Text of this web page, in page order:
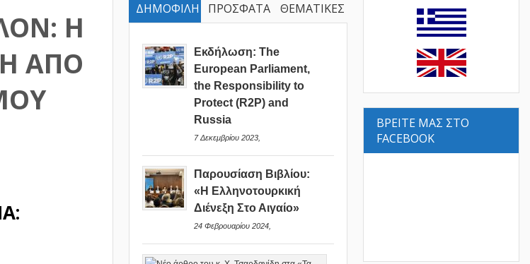
ΒΡΕΙΤΕ ΜΑΣ ΣΤΟ
FACEBOOK
ΔΗΜΟΦΙΛΗ ΠΡΟΣΦΑΤΑ ΘΕΜΑΤΙΚΕΣ
Eκδήλωση: The
European Parliament,
the Responsibility to
Protect (R2P) and
Russia
7 Δεκεμβρίου 2023,
Παρουσίαση Βιβλίου:
«Η Ελληνοτουρκική
Διένεξη Στο Αιγαίο»
24 Φεβρουαρίου 2024,
Η
ΑΠO